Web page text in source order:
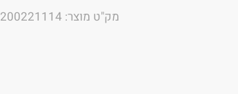
מק"ט מוצר: 003200221114